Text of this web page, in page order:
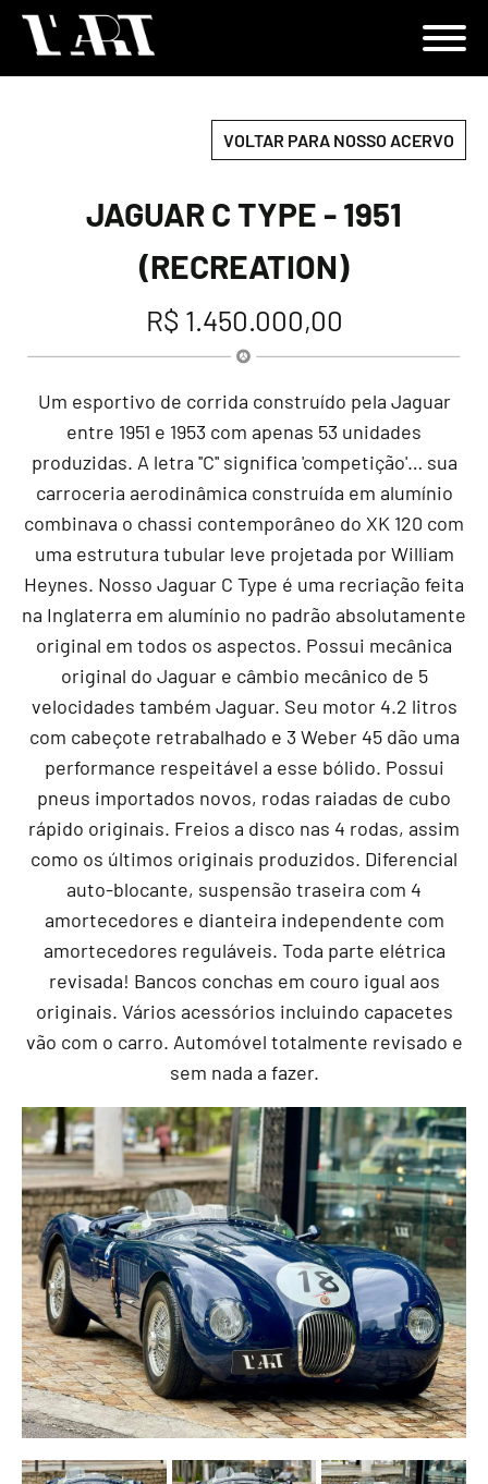
VOLTAR PARA NOSSO ACERVO
JAGUAR C TYPE - 1951
(RECREATION)
R$ 1.450.000,00
Um esportivo de corrida construído pela Jaguar
entre 1951 e 1953 com apenas 53 unidades
produzidas. A letra ''C'' significa 'competição'… sua
carroceria aerodinâmica construída em alumínio
combinava o chassi contemporâneo do XK 120 com
uma estrutura tubular leve projetada por William
Heynes. Nosso Jaguar C Type é uma recriação feita
na Inglaterra em alumínio no padrão absolutamente
original em todos os aspectos. Possui mecânica
original do Jaguar e câmbio mecânico de 5
velocidades também Jaguar. Seu motor 4.2 litros
com cabeçote retrabalhado e 3 Weber 45 dão uma
performance respeitável a esse bólido. Possui
pneus importados novos, rodas raiadas de cubo
rápido originais. Freios a disco nas 4 rodas, assim
como os últimos originais produzidos. Diferencial
auto-blocante, suspensão traseira com 4
amortecedores e dianteira independente com
amortecedores reguláveis. Toda parte elétrica
revisada! Bancos conchas em couro igual aos
originais. Vários acessórios incluindo capacetes
vão com o carro. Automóvel totalmente revisado e
sem nada a fazer.